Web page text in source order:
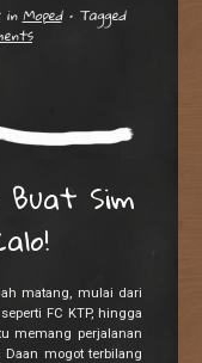
inMoped • Tagged
Buat Sim
matang, mulai dari
FC KTP, hingga
memang perjalanan
mogot terbilang